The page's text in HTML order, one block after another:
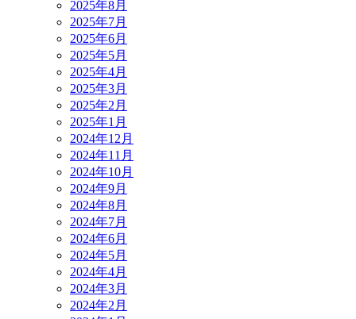
2025年8月
2025年7月
2025年6月
2025年5月
2025年4月
2025年3月
2025年2月
2025年1月
2024年12月
2024年11月
2024年10月
2024年9月
2024年8月
2024年7月
2024年6月
2024年5月
2024年4月
2024年3月
2024年2月